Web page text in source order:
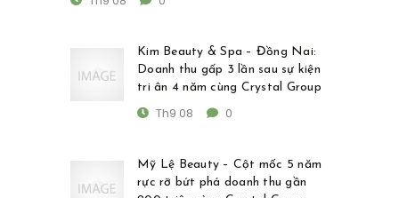
Kim Beauty & Spa – Đồng Nai:
Doanh thu gấp 3 lần sau sự kiện
tri ân 4 năm cùng Crystal Group
Th9 08 0
Mỹ Lệ Beauty – Cột mốc 5 năm
rực rỡ bứt phá doanh thu gần